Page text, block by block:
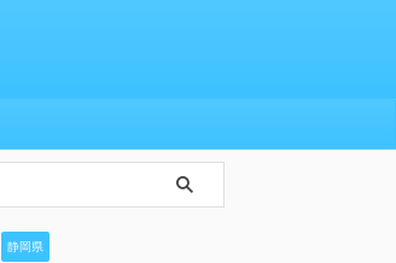
静岡県